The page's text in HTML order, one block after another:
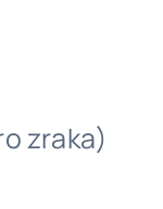
zraka)